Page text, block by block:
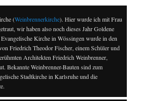
(Weinbrennerkirche). Hier wurde ich mit Frau
wir haben also noch dieses Jahr Goldene
Kirche in Wössingen wurde in den
Friedrich Theodor Fischer, einem Schüler und
Architekten Friedrich Weinbrenner,
Bekannte Weinbrenner-Bauten sind zum
Stadtkirche in Karlsruhe und die